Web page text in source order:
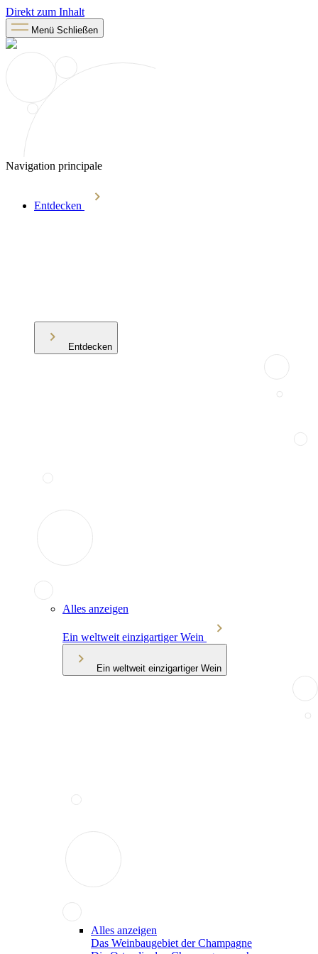
Direkt zum Inhalt
Menü Schließen
Navigation principale
Entdecken
Entdecken
Alles anzeigen
Ein weltweit einzigartiger Wein
Ein weltweit einzigartiger Wein
Alles anzeigen
Das Weinbaugebiet der Champagne